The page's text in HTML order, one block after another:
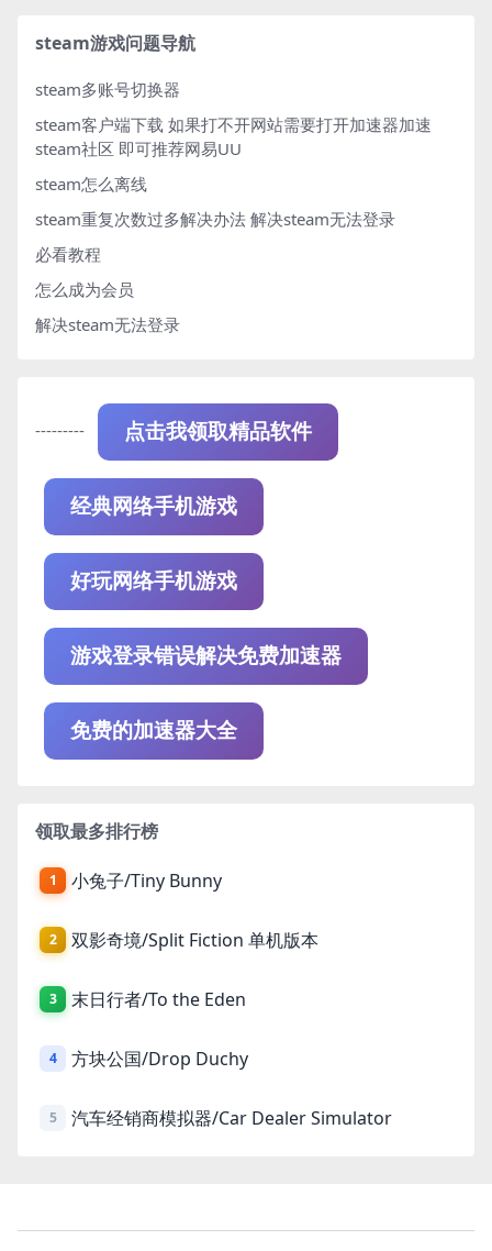
steam游戏问题导航
steam多账号切换器
steam客户端下载 如果打不开网站需要打开加速器加速
steam社区 即可推荐网易UU
steam怎么离线
steam重复次数过多解决办法 解决steam无法登录
必看教程
怎么成为会员
解决steam无法登录
--------- 点击我领取精品软件
经典网络手机游戏
好玩网络手机游戏
游戏登录错误解决免费加速器
免费的加速器大全
领取最多排行榜
1 小兔子/Tiny Bunny
2 双影奇境/Split Fiction 单机版本
3 末日行者/To the Eden
4 方块公国/Drop Duchy
5 汽车经销商模拟器/Car Dealer Simulator